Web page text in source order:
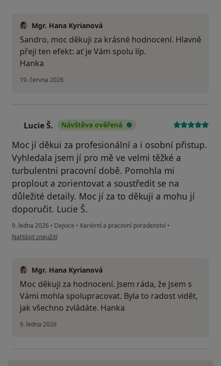
Mgr. Hana Kyrianová
Sandro, moc děkuji za krásné hodnocení. Hlavně
přeji ten efekt: ať je Vám spolu líp.
Hanka
19. června 2026
Lucie Š. Návštěva ověřená
Moc jí děkui za profesionální a i osobní přistup.
Vyhledala jsem jí pro mě ve velmi těžké a
turbulentni pracovní době. Pomohla mi
proplout a zorientovat a soustředit se na
důležité detaily. Moc jí za to děkuji a mohu jí
doporučit. Lucie Š.
9. ledna 2026 • Dejvice • Kariérní a pracovní poradenství •
podle názoru uživatele Lucie Š.
Nahlásit zneužití
Mgr. Hana Kyrianová
Moc děkuji za hodnocení. Jsem ráda, že jsem s
Vámi mohla spolupracovat. Byla to radost vidět,
jak všechno zvládáte. Hanka
9. ledna 2026